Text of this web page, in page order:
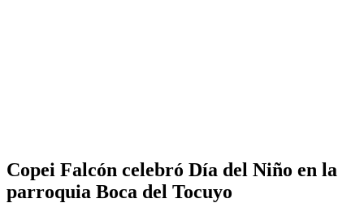
Copei Falcón celebró Día del Niño en la
parroquia Boca del Tocuyo